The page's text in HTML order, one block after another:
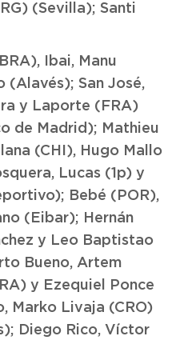
(Sevilla); Santi
Ibai, Manu
(Alavés); San José,
y Laporte (FRA)
de Madrid); Mathieu
(CHI), Hugo Mallo
Lucas (1p) y
Bebé (POR),
(Eibar); Hernán
y Leo Baptistao
Bueno, Artem
y Ezequiel Ponce
Marko Livaja (CRO)
Diego Rico, Víctor